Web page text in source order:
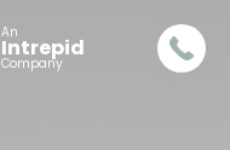
An
Intrepid
Company